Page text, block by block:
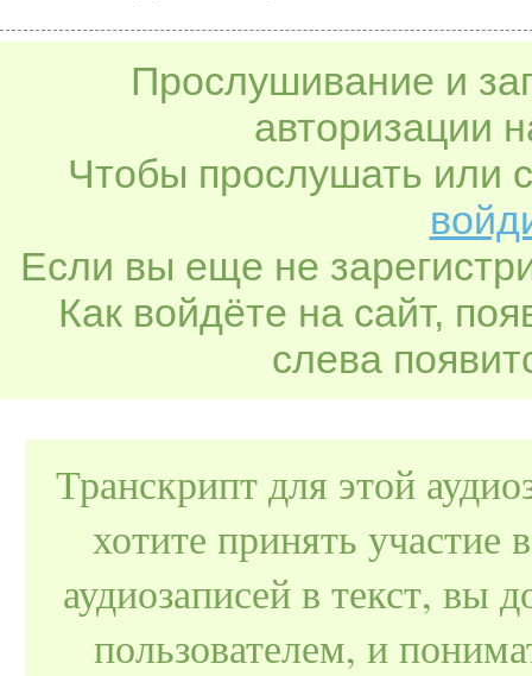
Прослушивание и
авторизации
Чтобы прослушать или
Если вы еще не
Как войдёте на сайт,
слева
Транскрипт для этой
хотите принять
аудиозаписей в текст, вы
пользователем, и